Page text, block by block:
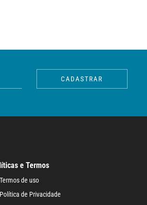
CADASTRAR
e Termos
Termos de uso
Política de Privacidade